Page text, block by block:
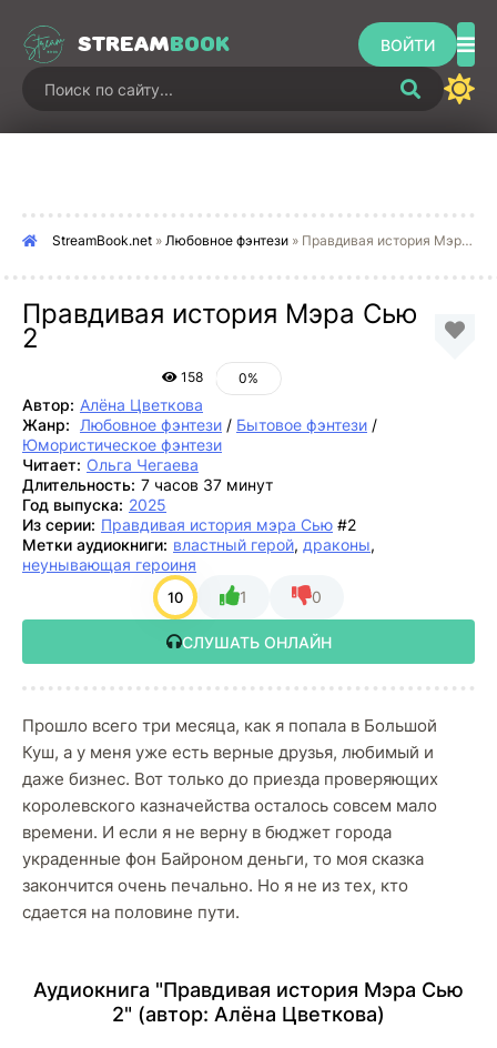
STREAMBOOK ВОЙТИ
StreamBook.net » Любовное фэнтези » Правдивая история Мэра Сью 2
Правдивая история Мэра Сью
2
158 0%
Автор: Алёна Цветкова
Жанр:
Любовное фэнтези / Бытовое фэнтези /
Юмористическое фэнтези
Читает: Ольга Чегаева
Длительность: 7 часов 37 минут
Год выпуска: 2025
Из серии: Правдивая история мэра Сью #2
Метки аудиокниги: властный герой, драконы,
неунывающая героиня
10 1 0
СЛУШАТЬ ОНЛАЙН
Прошло всего три месяца, как я попала в Большой
Куш, а у меня уже есть верные друзья, любимый и
даже бизнес. Вот только до приезда проверяющих
королевского казначейства осталось совсем мало
времени. И если я не верну в бюджет города
украденные фон Байроном деньги, то моя сказка
закончится очень печально. Но я не из тех, кто
сдается на половине пути.
Аудиокнига "Правдивая история Мэра Сью
2" (автор: Алёна Цветкова)